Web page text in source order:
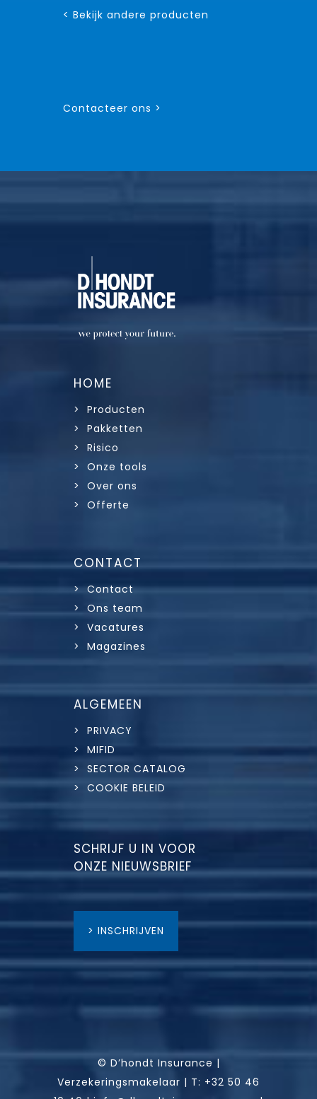
< Bekijk andere producten
Contacteer ons >
HOME
> Producten
> Pakketten
> Risico
> Onze tools
> Over ons
> Offerte
CONTACT
> Contact
> Ons team
> Vacatures
> Magazines
ALGEMEEN
> PRIVACY
> MIFID
> SECTOR CATALOG
> COOKIE BELEID
SCHRIJF U IN VOOR
ONZE NIEUWSBRIEF
> INSCHRIJVEN
© D’hondt Insurance |
Verzekeringsmakelaar | T: +32 50 46